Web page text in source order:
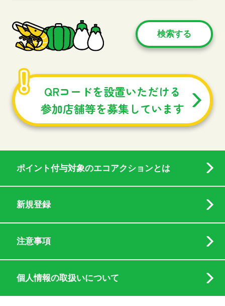
検索する
QRコードを設置いただける
参加店舗等を募集しています
ポイント付与対象のエコアクションとは
新規登録
注意事項
個人情報の取扱いについて